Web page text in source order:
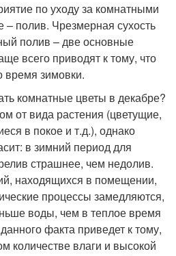
по уходу за комнатными
– полив. Чрезмерная сухость
полив – две основные
всего приводят к тому, что
время зимовки.
комнатные цветы в декабре?
от вида растения (цветущие,
в покое и т.д.), однако
в зимний период для
страшнее, чем недолив.
находящихся в помещении,
процессы замедляются,
воды, чем в теплое время
факта приведет к тому,
количестве влаги и высокой